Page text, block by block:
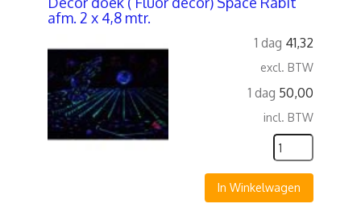
afm. 2 x 4,8 mtr.
1 dag 41,32
excl. BTW
1 dag 50,00
incl. BTW
In Winkelwagen